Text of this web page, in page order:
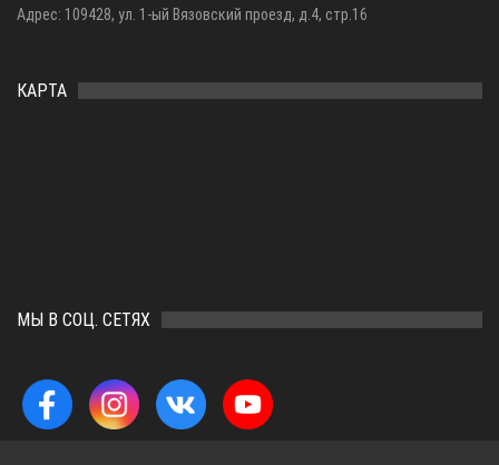
Адрес: 109428, ул. 1-ый Вязовский проезд, д.4, стр.16
КАРТА
МЫ В СОЦ. СЕТЯХ